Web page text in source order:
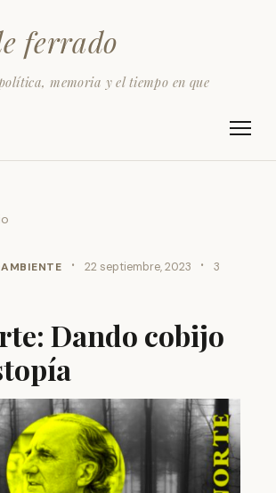
ferrado
memoria y el tiempo en que
· 22 septiembre, 2023 ·
3
Dando cobijo